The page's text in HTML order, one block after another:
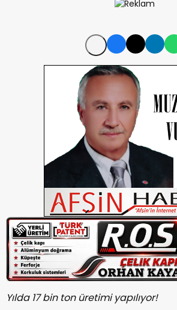
Yılda 17 bin ton üretimi yapılıyor!